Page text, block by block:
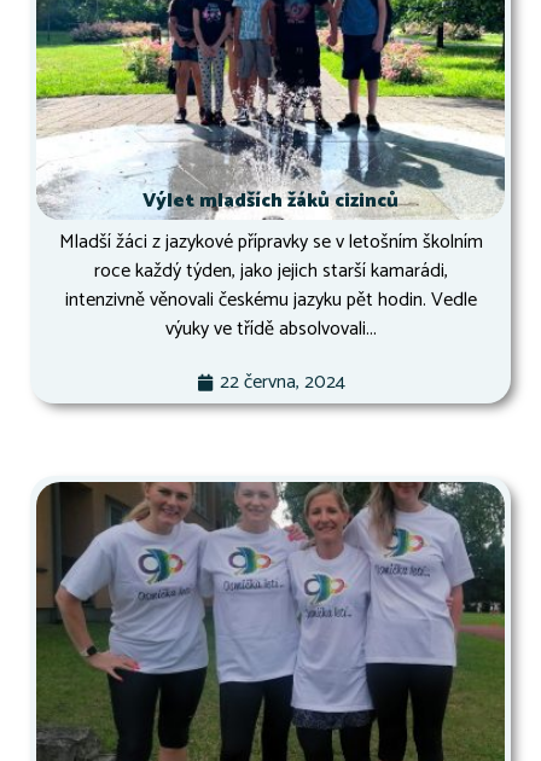
Výlet mladších žáků cizinců
Mladší žáci z jazykové přípravky se v letošním školním
roce každý týden, jako jejich starší kamarádi,
intenzivně věnovali českému jazyku pět hodin. Vedle
výuky ve třídě absolvovali...
22 června, 2024